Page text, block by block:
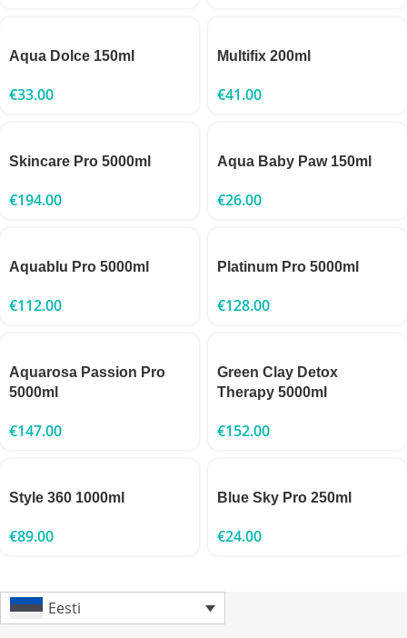
Aqua Dolce 150ml
€33.00
Multifix 200ml
€41.00
Skincare Pro 5000ml
€194.00
Aqua Baby Paw 150ml
€26.00
Aquablu Pro 5000ml
€112.00
Platinum Pro 5000ml
€128.00
Aquarosa Passion Pro
5000ml
€147.00
Green Clay Detox
Therapy 5000ml
€152.00
Style 360 1000ml
€89.00
Blue Sky Pro 250ml
€24.00
Eesti